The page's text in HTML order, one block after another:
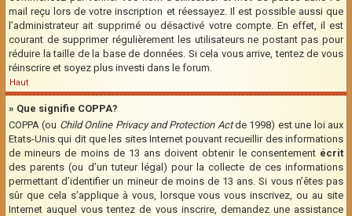
mail reçu lors de votre inscription et réessayez. Il est possible aussi que
l’administrateur ait supprimé ou désactivé votre compte. En effet, il est
courant de supprimer régulièrement les utilisateurs ne postant pas pour
réduire la taille de la base de données. Si cela vous arrive, tentez de vous
réinscrire et soyez plus investi dans le forum.
Haut
» Que signifie COPPA?
COPPA (ou Child Online Privacy and Protection Actde 1998) est une loi aux
Etats-Unis qui dit que les sites Internet pouvant recueillir des informations
de mineurs de moins de 13 ans doivent obtenir le consentement écrit
des parents (ou d’un tuteur légal) pour la collecte de ces informations
permettant d’identifier un mineur de moins de 13 ans. Si vous n’êtes pas
sûr que cela s’applique à vous, lorsque vous vous inscrivez, ou au site
Internet auquel vous tentez de vous inscrire, demandez une assistance